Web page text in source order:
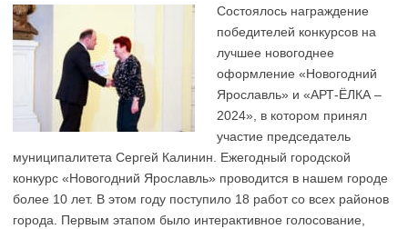
Состоялось награждение
победителей конкурсов на
лучшее новогоднее
оформление «Новогодний
Ярославль» и «АРТ-ЁЛКА –
2024», в котором принял
участие председатель
муниципалитета Сергей Калинин. Ежегодный городской
конкурс «Новогодний Ярославль» проводится в нашем городе
более 10 лет. В этом году поступило 18 работ со всех районов
города. Первым этапом было интерактивное голосование,